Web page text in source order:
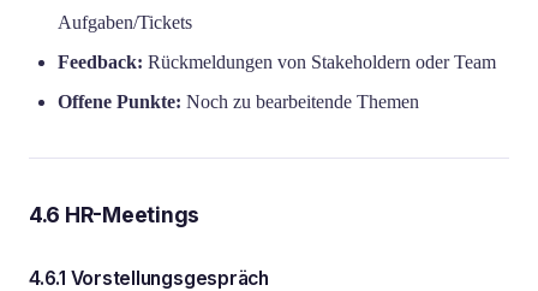
Aufgaben/Tickets
Feedback: Rückmeldungen von Stakeholdern oder Team
Offene Punkte: Noch zu bearbeitende Themen
4.6 HR-Meetings
4.6.1 Vorstellungsgespräch